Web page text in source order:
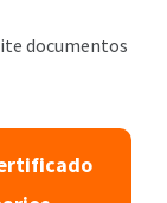
documentos